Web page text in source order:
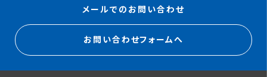
メールでのお問い合わせ
お問い合わせフォームへ